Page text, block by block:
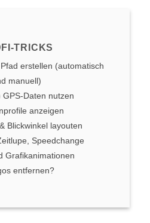
TRICKS
erstellen (automatisch
manuell)
Daten nutzen
anzeigen
Blickwinkel layouten
Speedchange
Grafikanimationen
entfernen?